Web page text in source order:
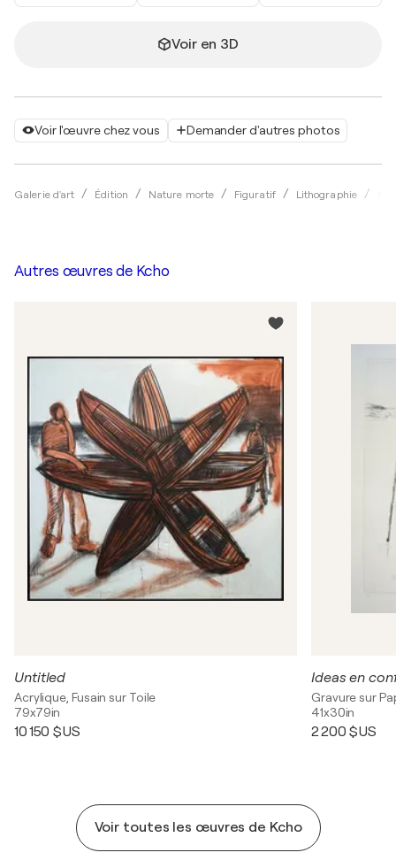
Voir l'œuvre chez vous Demander d'autres photos
Galerie d'art Édition Nature morte Figuratif Lithographie
Voir en 3D
Autres œuvres de Kcho
Untitled
Acrylique, Fusain sur Toile
79x79in
10 150 $US
Ideas en
Gravure sur
41x30in
2 200 $US
Voir toutes les œuvres de Kcho